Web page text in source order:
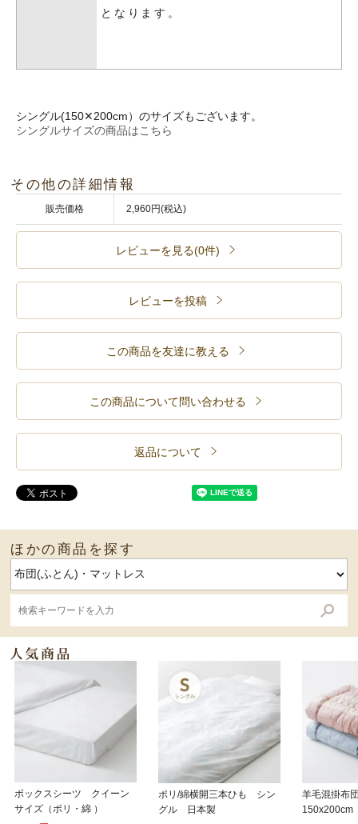
となります。
シングル(150✕200cm）のサイズもございます。
シングルサイズの商品はこちら
その他の詳細情報
販売価格 2,960円(税込)
レビューを見る(0件)
レビューを投稿
この商品を友達に教える
この商品について問い合わせる
返品について
ほかの商品を探す
ボックスシーツ クイーン
サイズ（ポリ・綿 ）
ポリ/綿横開三本ひも シン
グル 日本製
羊毛混掛布
150x200cm